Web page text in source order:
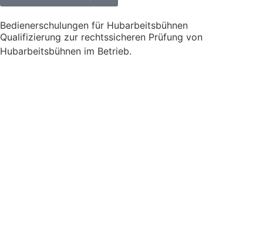
Bedienerschulungen für Hubarbeitsbühnen
Qualifizierung zur rechtssicheren Prüfung von
Hubarbeitsbühnen im Betrieb.